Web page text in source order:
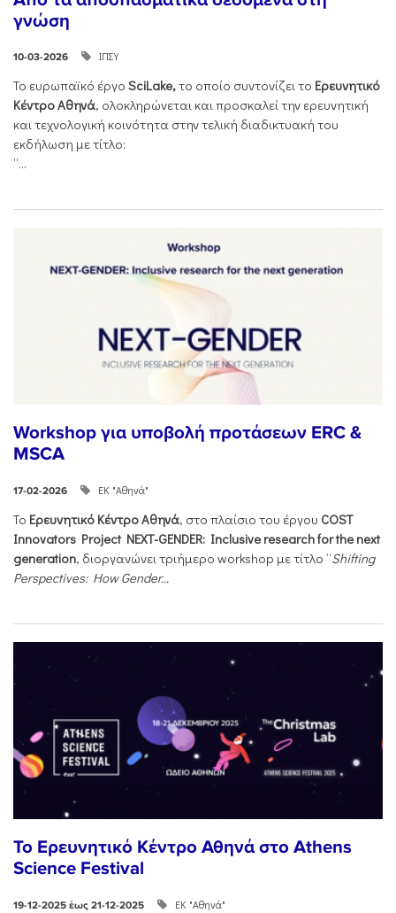
γνώση
10-03-2026 ΙΠΣΥ
Το ευρωπαϊκό έργο SciLake,το οποίο συντονίζει το Ερευνητικό
Κέντρο Αθηνά, ολοκληρώνεται και προσκαλεί την ερευνητική
και τεχνολογική κοινότητα στην τελική διαδικτυακή του
εκδήλωση με τίτλο:
“...
Workshop για υποβολή προτάσεων ERC &
MSCA
17-02-2026 ΕΚ "Αθηνά"
Το Ερευνητικό Κέντρο Αθηνά, στο πλαίσιο του έργου COST
Innovators Project NEXT-GENDER: Inclusive research for the next
generation, διοργανώνει τριήμερο workshop με τίτλο “Shifting
Perspectives: How Gender...
Το Ερευνητικό Κέντρο Αθηνά στο Athens
Science Festival
19-12-2025 έως 21-12-2025 ΕΚ "Αθηνά"